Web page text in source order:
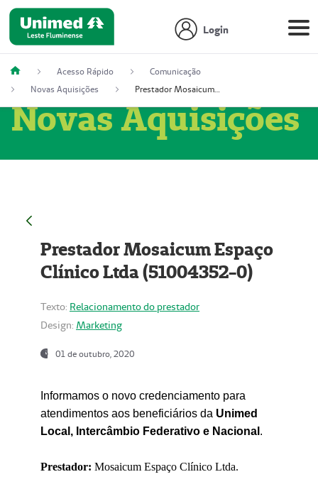
Login
Acesso Rápido
Comunicação
Novas Aquisições
Prestador Mosaicum Espaço Clínico Ltda (51004352-0)
Novas Aquisições
Prestador Mosaicum Espaço
Clínico Ltda (51004352-0)
Texto: Relacionamento do prestador
Design: Marketing
01 de outubro, 2020
Informamos o novo credenciamento para
atendimentos aos beneficiários da Unimed
Local, Intercâmbio Federativo e Nacional .
Prestador: Mosaicum Espaço Clínico Ltda.